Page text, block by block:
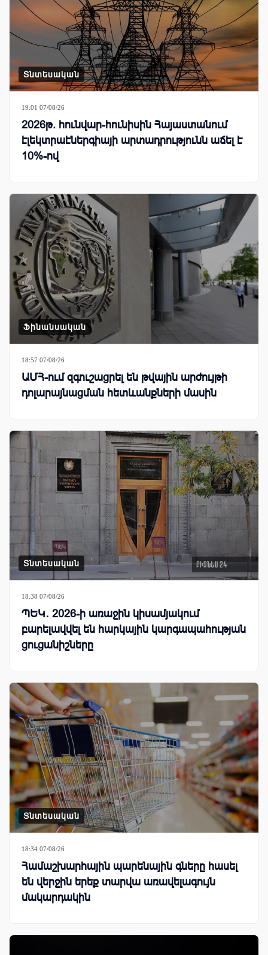
Տնտեսական
19:01 07/08/26
2026թ. հունվար-հունիսին Հայաստանում
էլեկտրաէներգիայի արտադրությունն աճել է
10%-ով
Ֆինանսական
18:57 07/08/26
ԱՄՀ-ում զգուշացրել են թվային արժույթի
դոլարայնացման հետևանքների մասին
Տնտեսական
18:38 07/08/26
ՊԵԿ․ 2026-ի առաջին կիսամյակում
բարելավվել են հարկային կարգապահության
ցուցանիշները
Տնտեսական
18:34 07/08/26
Համաշխարհային պարենային գները հասել
են վերջին երեք տարվա առավելագույն
մակարդակին